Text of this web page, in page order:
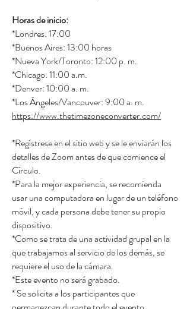
Horas de inicio:
*Londres: 17:00
*Buenos Aires: 13:00 horas
*Nueva York/Toronto: 12:00 p. m.
*Chicago: 11:00 a.m.
*Denver: 10:00 a. m.
*Los Ángeles/Vancouver: 9:00 a. m.
https://www.thetimezoneconverter.com/
*Regístrese en el sitio web y se le enviarán los
detalles de Zoom antes de que comience el
Círculo.
*Para la mejor experiencia, se recomienda
usar una computadora en lugar de un teléfono
móvil, y cada persona debe tener su propio
dispositivo.
*Como se trata de una actividad grupal en la
que trabajamos al servicio de los demás, se
requiere el uso de la cámara.
*Este evento no será grabado.
* Se solicita a los participantes que